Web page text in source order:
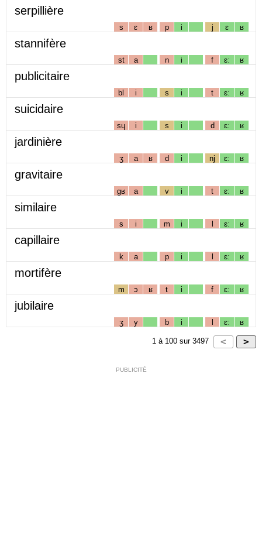
serpillière
s ɛ ʁ p i j ɛ ʁ
stannifère
st a n i f ɛː ʁ
publicitaire
bl i s i t ɛː ʁ
suicidaire
sɥ i s i d ɛː ʁ
jardinière
ʒ a ʁ d i nj ɛː ʁ
gravitaire
gʁ a v i t ɛː ʁ
similaire
s i m i l ɛː ʁ
capillaire
k a p i l ɛː ʁ
mortifère
m ɔ ʁ t i f ɛː ʁ
jubilaire
ʒ y b i l ɛː ʁ
1 à 100 sur 3497
PUBLICITÉ